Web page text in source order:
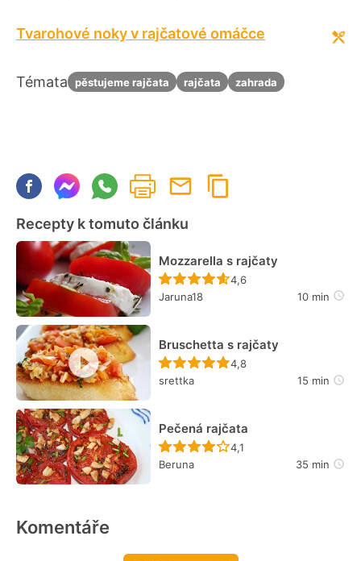
Tvarohové noky v rajčatové omáčce
Témata pěstujeme rajčata rajčata zahrada
Recepty k tomuto článku
Mozzarella s rajčaty
Recept ještě nebyl
4,6
Jaruna18
10 min
Bruschetta s rajčaty
Recept ještě nebyl
4,8
srettka
15 min
Pečená rajčata
Recept ještě nebyl
4,1
Beruna
35 min
Komentáře